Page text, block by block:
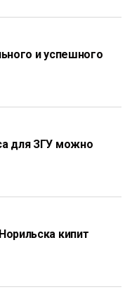
и успешного
для ЗГУ можно
кипит